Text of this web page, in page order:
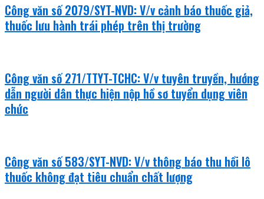
Công văn số 2079/SYT-NVD: V/v cảnh báo thuốc giả,
thuốc lưu hành trái phép trên thị trường
Công văn số 271/TTYT-TCHC: V/v tuyên truyền, hướng
dẫn người dân thực hiện nộp hồ sơ tuyển dụng viên
chức
Công văn số 583/SYT-NVD: V/v thông báo thu hồi lô
thuốc không đạt tiêu chuẩn chất lượng